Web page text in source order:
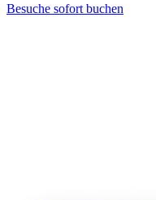
Besuche sofort buchen